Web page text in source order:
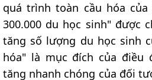
quá trình toàn cầu hóa của
300.000 du học sinh" được
tăng số lượng du học sinh
hóa" là mục đích của điều
tăng nhanh chóng của đối